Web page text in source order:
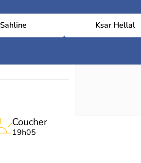
Sahline Ksar Hellal
Coucher
19h05